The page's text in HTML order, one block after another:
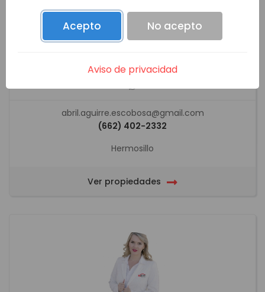
ABRIL AGUIRRE ESCOBOSA
abril.aguirre.escobosa@gmail.com
(662) 402-2332
Hermosillo
Ver propiedades
Acepto No acepto
Aviso de privacidad